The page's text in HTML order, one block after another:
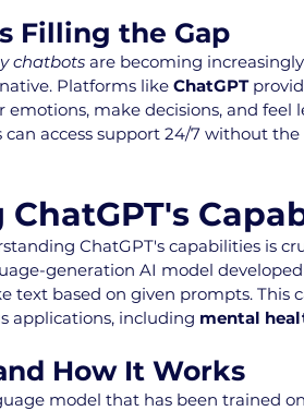
Filling the Gap
chatbots are becoming increasingly
Platforms like ChatGPT
emotions, make decisions, and feel
can access support 24/7 without
ChatGPT's capabilities is
generation AI model
based on given prompts. This
applications, including mental
How It Works
model that has been trained